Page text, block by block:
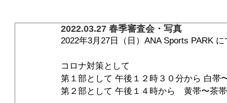
2022.03.27 春季審査会・写真
2022年3月27日（日）ANA Sports PARK
コロナ対策として
第１部として 午後１２時３０分から 白帯
第２部として 午後１４時から　黄帯〜茶